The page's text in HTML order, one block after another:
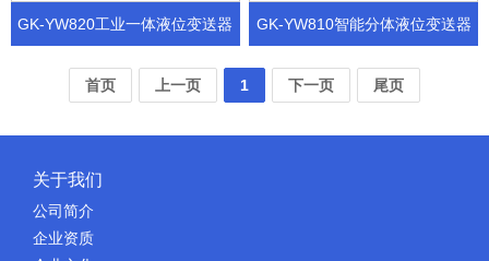
GK-YW820工业一体液位变送器 GK-YW810智能分体液位变送器
首页 上一页 1 下一页 尾页
关于我们
公司简介
企业资质